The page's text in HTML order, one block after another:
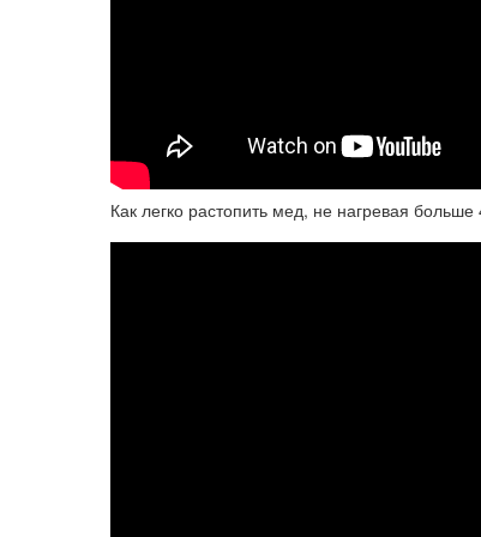
Как легко растопить мед, не нагревая